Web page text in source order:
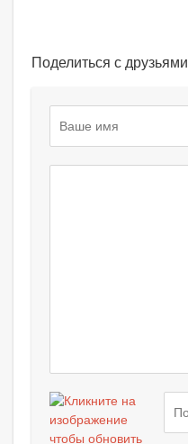
Поделиться с друзьями